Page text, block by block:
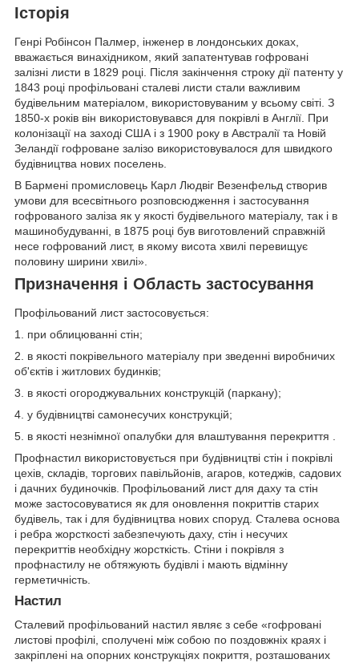
Історія
Генрі Робінсон Палмер, інженер в лондонських доках,
вважається винахідником, який запатентував гофровані
залізні листи в 1829 році. Після закінчення строку дії патенту у
1843 році профільовані сталеві листи стали важливим
будівельним матеріалом, використовуваним у всьому світі. З
1850-х років він використовувався для покрівлі в Англії. При
колонізації на заході США і з 1900 року в Австралії та Новій
Зеландії гофроване залізо використовувалося для швидкого
будівництва нових поселень.
В Бармені промисловець Карл Людвіг Везенфельд створив
умови для всесвітнього розповсюдження і застосування
гофрованого заліза як у якості будівельного матеріалу, так і в
машинобудуванні, в 1875 році був виготовлений справжній
несе гофрований лист, в якому висота хвилі перевищує
половину ширини хвилі».
Призначення і Область застосування
Профільований лист застосовується:
1. при облицюванні стін;
2. в якості покрівельного матеріалу при зведенні виробничих
об'єктів і житлових будинків;
3. в якості огороджувальних конструкцій (паркану);
4. у будівництві самонесучих конструкцій;
5. в якості незнімної опалубки для влаштування перекриття .
Профнастил використовується при будівництві стін і покрівлі
цехів, складів, торгових павільйонів, агаров, котеджів, садових
і дачних будиночків. Профільований лист для даху та стін
може застосовуватися як для оновлення покриттів старих
будівель, так і для будівництва нових споруд. Сталева основа
і ребра жорсткості забезпечують даху, стін і несучих
перекриттів необхідну жорсткість. Стіни і покрівля з
профнастилу не обтяжують будівлі і мають відмінну
герметичність.
Настил
Сталевий профільований настил являє з себе «гофровані
листові профілі, сполучені між собою по поздовжніх краях і
закріплені на опорних конструкціях покриття, розташованих